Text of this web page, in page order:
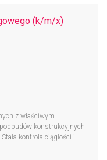
(k/m/x)
z właściwym
konstrukcyjnych
kontrola ciągłości i